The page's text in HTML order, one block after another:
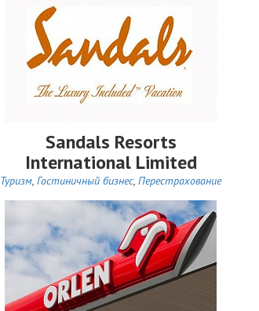
Sandals Resorts
International Limited
Туризм, Гостиничный бизнес, Перестрахование